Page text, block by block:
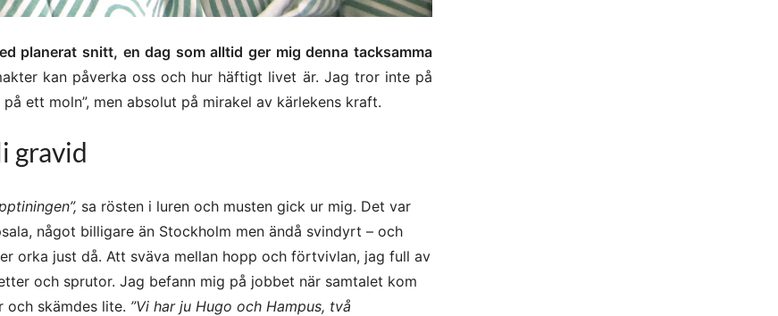
planerat snitt, en dag som alltid ger mig denna tacksamma
kan påverka oss och hur häftigt livet är. Jag tror inte på
ett moln”, men absolut på mirakel av kärlekens kraft.
gravid
sa rösten i luren och musten gick ur mig. Det var
något billigare än Stockholm men ändå svindyrt – och
orka just då. Att sväva mellan hopp och förtvivlan, jag full av
och sprutor. Jag befann mig på jobbet när samtalet kom
och skämdes lite. ”Vi har ju Hugo och Hampus, två